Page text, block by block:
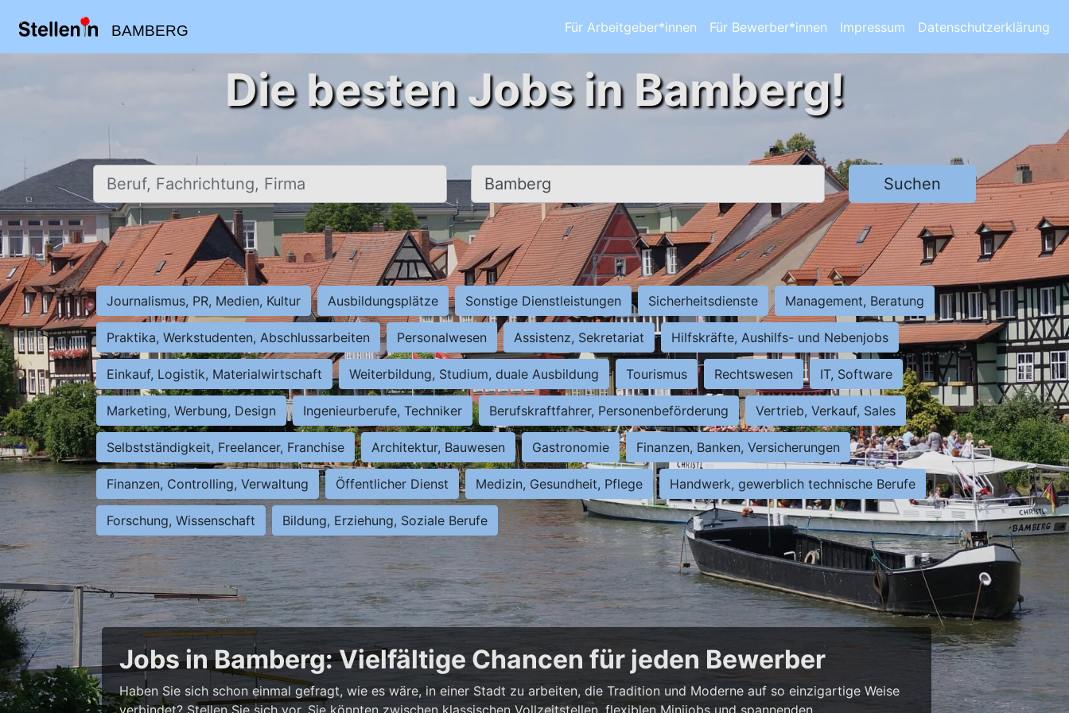
BAMBERG Für Arbeitgeber*innen Für Bewerber*innen Impressum Datenschutzerklärung
Die besten Jobs in Bamberg!
Beruf, Fachrichtung, Firma Ort, Stadt Suchen
Journalismus, PR, Medien, Kultur Ausbildungsplätze Sonstige Dienstleistungen Sicherheitsdienste Management, Beratung
Praktika, Werkstudenten, Abschlussarbeiten Personalwesen Assistenz, Sekretariat Hilfskräfte, Aushilfs- und Nebenjobs
Einkauf, Logistik, Materialwirtschaft Weiterbildung, Studium, duale Ausbildung Tourismus Rechtswesen IT, Software
Marketing, Werbung, Design Ingenieurberufe, Techniker Berufskraftfahrer, Personenbeförderung Vertrieb, Verkauf, Sales
Selbstständigkeit, Freelancer, Franchise Architektur, Bauwesen Gastronomie Finanzen, Banken, Versicherungen
Finanzen, Controlling, Verwaltung Öffentlicher Dienst Medizin, Gesundheit, Pflege Handwerk, gewerblich technische Berufe
Forschung, Wissenschaft Bildung, Erziehung, Soziale Berufe
Jobs in Bamberg: Vielfältige Chancen für jeden Bewerber
Haben Sie sich schon einmal gefragt, wie es wäre, in einer Stadt zu arbeiten, die Tradition und Moderne auf so einzigartige Weise